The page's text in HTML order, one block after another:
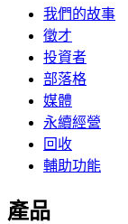
我們的故事
徵才
投資者
部落格
媒體
永續經營
回收
輔助功能
產品